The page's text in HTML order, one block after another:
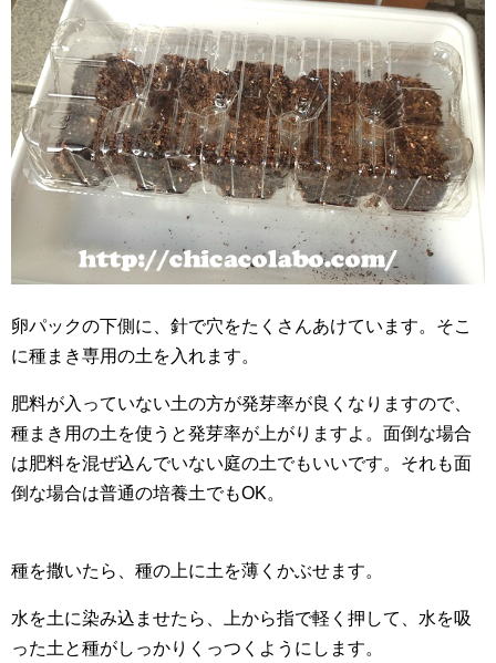
卵パックの下側に、針で穴をたくさんあけています。そこ
に種まき専用の土を入れます。
肥料が入っていない土の方が発芽率が良くなりますので、
種まき用の土を使うと発芽率が上がりますよ。面倒な場合
は肥料を混ぜ込んでいない庭の土でもいいです。それも面
倒な場合は普通の培養土でもOK。
種を撒いたら、種の上に土を薄くかぶせます。
水を土に染み込ませたら、上から指で軽く押して、水を吸
った土と種がしっかりくっつくようにします。